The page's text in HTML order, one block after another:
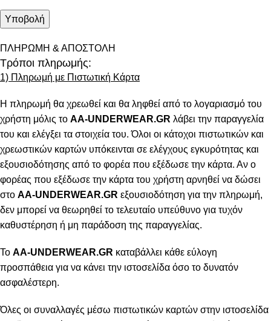
ΠΛΗΡΩΜΗ & ΑΠΟΣΤΟΛΗ
Τρόποι πληρωμής:
1) Πληρωμή με Πιστωτική Κάρτα
Η πληρωμή θα χρεωθεί και θα ληφθεί από το λογαριασμό του
χρήστη μόλις το AA-UNDERWEAR.GR λάβει την παραγγελία
του και ελέγξει τα στοιχεία του. Όλοι οι κάτοχοι πιστωτικών και
χρεωστικών καρτών υπόκεινται σε ελέγχους εγκυρότητας και
εξουσιοδότησης από το φορέα που εξέδωσε την κάρτα. Αν ο
φορέας που εξέδωσε την κάρτα του χρήστη αρνηθεί να δώσει
στο AA-UNDERWEAR.GR εξουσιοδότηση για την πληρωμή,
δεν μπορεί να θεωρηθεί το τελευταίο υπεύθυνο για τυχόν
καθυστέρηση ή μη παράδοση της παραγγελίας.
Το AA-UNDERWEAR.GR καταβάλλει κάθε εύλογη
προσπάθεια για να κάνει την ιστοσελίδα όσο το δυνατόν
ασφαλέστερη.
Όλες οι συναλλαγές μέσω πιστωτικών καρτών στην ιστοσελίδα